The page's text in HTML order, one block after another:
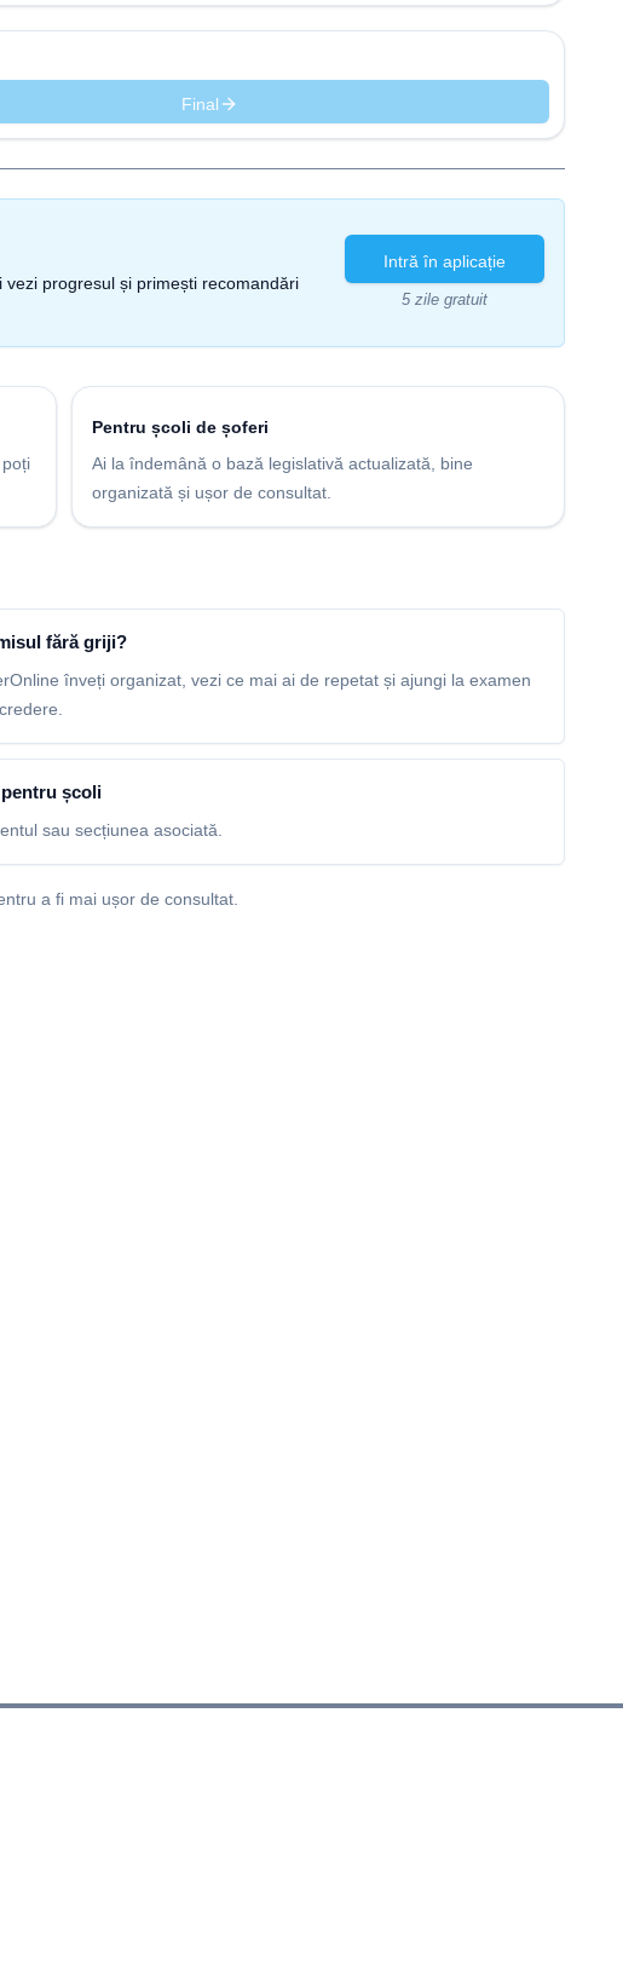
Final
progresul și primești recomandări
Intră în aplicație
5 zile gratuit
Pentru școli de șoferi
Ai la îndemână o bază legislativă actualizată, bine
organizată și ușor de consultat.
fără griji?
înveți organizat, vezi ce mai ai de repetat și ajungi la examen
școli
sau secțiunea asociată.
a fi mai ușor de consultat.